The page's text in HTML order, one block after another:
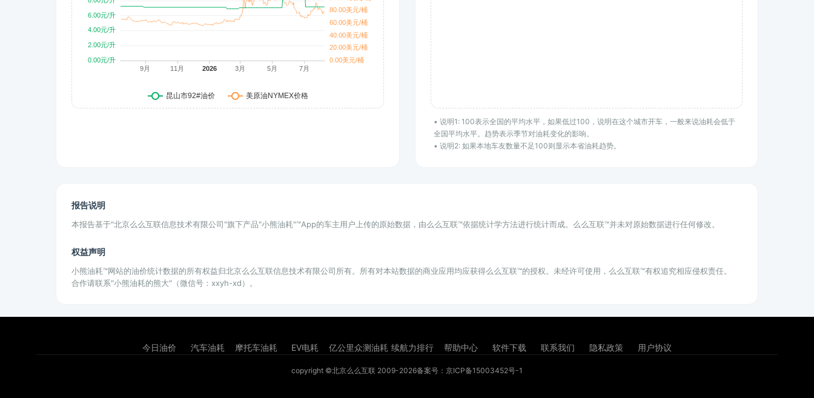
• 说明1: 100表示全国的平均水平，如果低过100，说明在这个城市开车，一般来说油耗会低于
全国平均水平。趋势表示季节对油耗变化的影响。
• 说明2: 如果本地车友数量不足100则显示本省油耗趋势。
报告说明
本报告基于"北京么么互联信息技术有限公司"旗下产品"小熊油耗"™App的车主用户上传的原始数据，由么么互联™依据统计学方法进行统计而成。么么互联™并未对原始数据进行任何修改。
权益声明
小熊油耗™网站的油价统计数据的所有权益归北京么么互联信息技术有限公司所有。所有对本站数据的商业应用均应获得么么互联™的授权。未经许可使用，么么互联™有权追究相应侵权责任。
合作请联系"小熊油耗的熊大"（微信号：xxyh-xd）。
今日油价 汽车油耗 摩托车油耗 EV电耗 亿公里众测油耗 续航力排行 帮助中心 软件下载 联系我们 隐私政策 用户协议
copyright ©北京么么互联 2009-2026备案号：京ICP备15003452号-1